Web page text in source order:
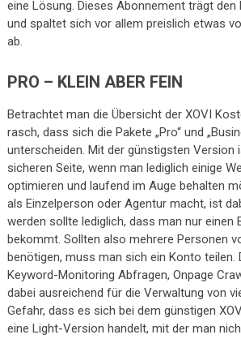
eine Lösung. Dieses Abonnement trägt den
und spaltet sich vor allem preislich etwas
ab.
PRO – KLEIN ABER FEIN
Betrachtet man die Übersicht der XOVI
rasch, dass sich die Pakete „Pro“ und
unterscheiden. Mit der günstigsten Version
sicheren Seite, wenn man lediglich einige
optimieren und laufend im Auge behalten
als Einzelperson oder Agentur macht, ist
werden sollte lediglich, dass man nur einen
bekommt. Sollten also mehrere Personen
benötigen, muss man sich ein Konto teilen.
Keyword-Monitoring Abfragen, Onpage
dabei ausreichend für die Verwaltung von
Gefahr, dass es sich bei dem günstigen
eine Light-Version handelt, mit der man